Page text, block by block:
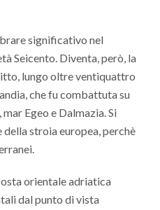
significativo nel
Seicento. Diventa, però, la
lungo oltre ventiquattro
che fu combattuta su
Egeo e Dalmazia. Si
stroia europea, perchè
orientale adriatica
dal punto di vista